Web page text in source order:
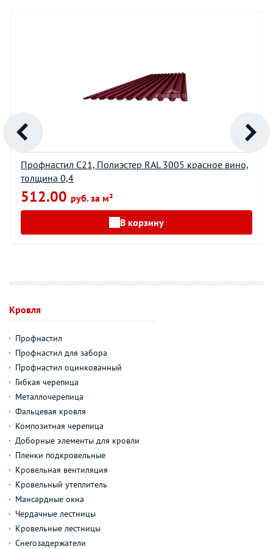
Профнастил С21, Полиэстер RAL 3005 красное вино,
толщина 0,4
512.00 руб. за м²
В корзину
Кровля
Профнастил
Профнастил для забора
Профнастил оцинкованный
Гибкая черепица
Металлочерепица
Фальцевая кровля
Композитная черепица
Доборные элементы для кровли
Пленки подкровельные
Кровельная вентиляция
Кровельный утеплитель
Мансардные окна
Чердачные лестницы
Кровельные лестницы
Снегозадержатели